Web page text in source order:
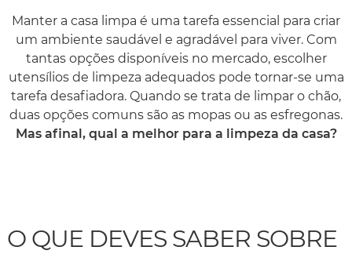
Manter a casa limpa é uma tarefa essencial para criar
um ambiente saudável e agradável para viver. Com
tantas opções disponíveis no mercado, escolher
utensílios de limpeza adequados pode tornar-se uma
tarefa desafiadora. Quando se trata de limpar o chão,
duas opções comuns são as mopas ou as esfregonas.
Mas afinal, qual a melhor para a limpeza da casa?
O QUE DEVES SABER SOBRE